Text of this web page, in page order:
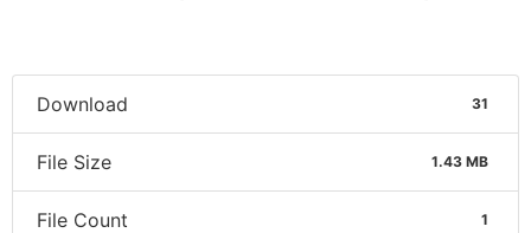
Download 31
File Size 1.43 MB
File Count 1